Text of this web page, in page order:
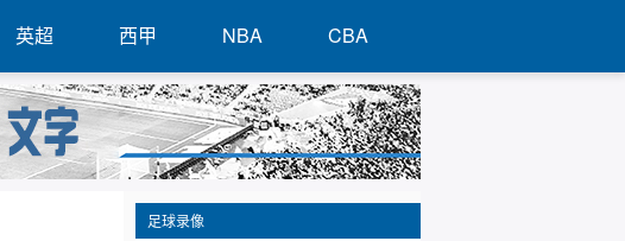
英超 西甲 NBA CBA
足球录像